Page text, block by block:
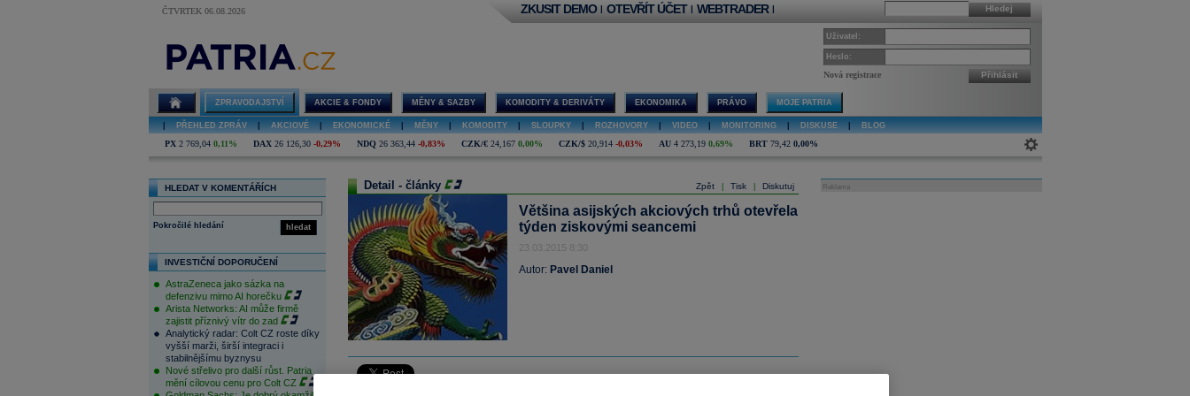
ČTVRTEK 06.08.2026 Hledej
ZKUSIT DEMO | OTEVŘÍT ÚČET | WEBTRADER |
Uživatel:
Heslo:
Nová registrace Přihlásit
ZPRAVODAJSTVÍ AKCIE & FONDY MĚNY & SAZBY KOMODITY & DERIVÁTY EKONOMIKA PRÁVO MOJE PATRIA
PŘEHLED ZPRÁV AKCIOVÉ EKONOMICKÉ MĚNY KOMODITY SLOUPKY ROZHOVORY VIDEO MONITORING DISKUSE BLOG
PX 2 769,04 0,11% DAX 26 126,30 -0,29% NDQ 26 363,44 -0,83% CZK/€ 24,167 0,00% CZK/$ 20,914 -0,03% AU 4 273,19 0,69% BRT 79,42 0,00%
HLEDAT V KOMENTÁŘÍCH
hledat
Pokročilé hledání
INVESTIČNÍ DOPORUČENÍ
AstraZeneca jako sázka na
defenzivu mimo AI horečku
Arista Networks: AI může firmě
zajistit příznivý vítr do zad
Analytický radar: Colt CZ roste díky
vyšší marži, širší integraci i
stabilnějšímu byznysu
Nové střelivo pro další růst. Patria
mění cílovou cenu pro Colt CZ
Zpět Tisk Diskutuj
Detail - články
Většina asijských akciových trhů otevřela
týden ziskovými seancemi
23.03.2015 8:30
Autor: Pavel Daniel
Reklama